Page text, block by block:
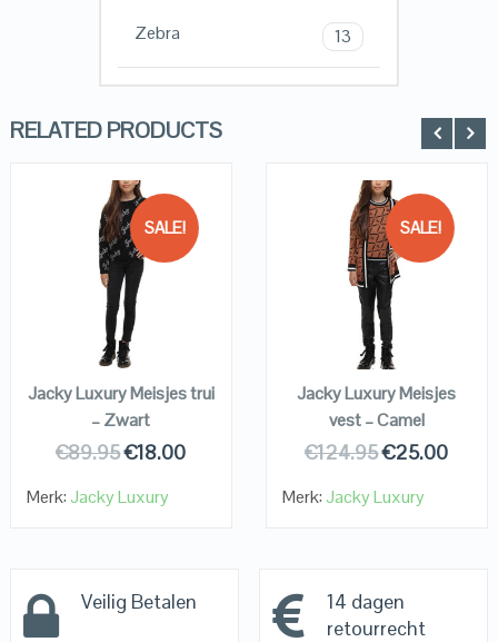
Zebra 13
RELATED PRODUCTS
SALE!
QUICK LOOK
VIEW DETAILS
KOPEN
Jacky Luxury Meisjes trui
– Zwart
€89.95€18.00
Merk:Jacky Luxury
SALE!
QUICK LOOK
VIEW DETAILS
KOPEN
Jacky Luxury Meisjes
vest – Camel
€124.95€25.00
Merk:Jacky Luxury
Veilig Betalen
14 dagen
retourrecht